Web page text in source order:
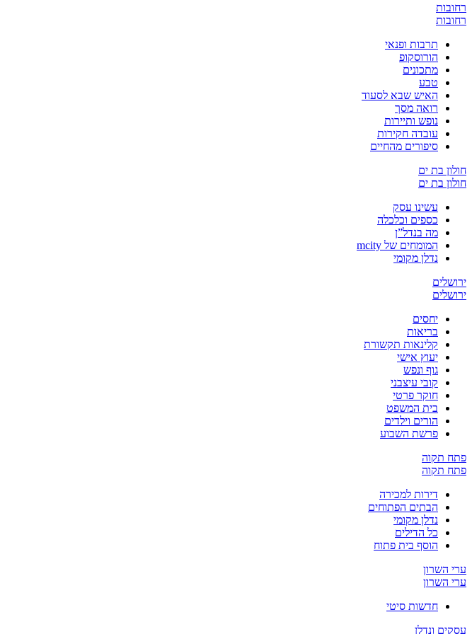
רחובות
רחובות
תרבות ופנאי
הורוסקופ
מתכונים
טבע
האיש שבא לסעוד
רואה מסך
נופש ותיירות
עובדה חקירות
סיפורים מהחיים
חולון בת ים
חולון בת ים
עשינו עסק
כספים וכלכלה
מה בנדל”ן
המומחים של mcity
נדלן מקומי
ירושלים
ירושלים
יחסים
בריאות
קלינאות תקשורת
יעוץ אישי
גוף ונפש
קובי עיצבני
חוקר פרטי
בית המשפט
הורים וילדים
פרשת השבוע
פתח תקוה
פתח תקוה
דירות למכירה
הבתים הפתוחים
נדלן מקומי
כל הדילים
הוסף בית פתוח
ערי השרון
ערי השרון
חדשות סיטי
עסקים ונדלן